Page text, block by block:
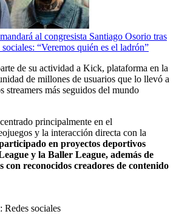
al congresista Santiago Osorio tras
“Veremos quién es el ladrón”
de su actividad a Kick, plataforma en la
de millones de usuarios que lo llevó a
streamers más seguidos del mundo
principalmente en el
y la interacción directa con la
en proyectos deportivos
y la Baller League, además de
con reconocidos creadores de contenido
Redes sociales